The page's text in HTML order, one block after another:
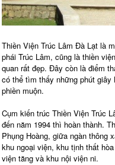
Thiền Viện Trúc Lâm Đà Lạt là
phái Trúc Lâm, cũng là thiền
quan rất đẹp. Đây còn là điểm
có thể tìm thấy những phút giây
phiền muộn.
Cụm kiến trúc Thiền Viện Trúc
đến năm 1994 thì hoàn thành.
Phụng Hoàng, giữa ngàn thông
khu ngoại viện, khu tịnh thất
viện tăng và khu nội viện ni.